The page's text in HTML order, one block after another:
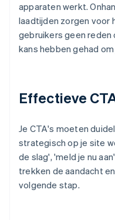
apparaten werkt.
laadtijden zorgen voor
gebruikers geen reden
kans hebben gehad
Effectieve
Je CTA's moeten
strategisch op je site
de slag', 'meld je nu
trekken de aandacht
volgende stap.